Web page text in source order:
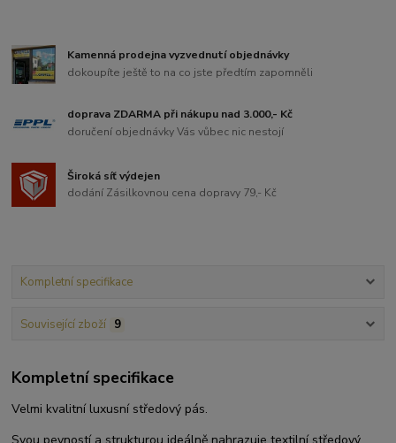
Kamenná prodejna vyzvednutí objednávky
dokoupíte ještě to na co jste předtím zapomněli
doprava ZDARMA při nákupu nad 3.000,- Kč
doručení objednávky Vás vůbec nic nestojí
Široká síť výdejen
dodání Zásilkovnou cena dopravy 79,- Kč
Kompletní specifikace
Související zboží 9
Kompletní specifikace
Velmi kvalitní luxusní středový pás.